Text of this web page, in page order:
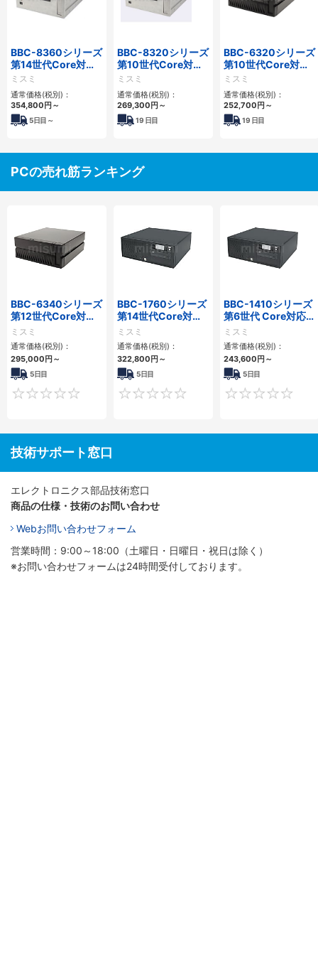
BBC-8360シリーズ
第14世代Core対応
フロアマウント
2PCIe
ミスミ
通常価格(税別)：
354,800円～
5日目～
BBC-8320シリーズ
第10世代Core対応
小型フロアマウント
FAPC 2PCI・2PCIe
ミスミ
通常価格(税別)：
269,300円～
19 日目
BBC-6320シリーズ
第10世代Core対応
小型フロアマウント
FAPC 2PCI・2PCIe
ミスミ
通常価格(税別)：
252,700円～
19 日目
PCの売れ筋ランキング
BBC-6340シリーズ
第12世代Core対応
小型フロアマウント
PC2PCI/2PCIe
ミスミ
通常価格(税別)：
295,000円～
5日目
0
BBC-1760シリーズ
第14世代Core対応
小型フロアマウント
3PCIe
ミスミ
通常価格(税別)：
322,800円～
5日目
0
BBC-1410シリーズ
第6世代 Core対応フ
ロアマウントFAPC
3PCI・3PCIe
ミスミ
通常価格(税別)：
243,600円～
5日目
技術サポート窓口
エレクトロニクス部品技術窓口
商品の仕様・技術のお問い合わせ
Webお問い合わせフォーム
営業時間：9:00～18:00（土曜日・日曜日・祝日は除く）
※お問い合わせフォームは24時間受付しております。